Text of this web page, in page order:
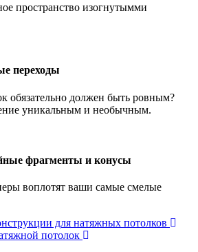
пространство изогнутымми
переходы
обязательно должен быть ровным?
уникальным и необычным.
фрагменты и конусы
воплотят ваши самые смелые